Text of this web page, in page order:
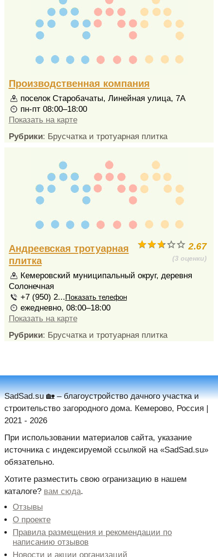
Производственная компания
поселок Старобачаты, Линейная улица, 7А
пн-пт 08:00–18:00
Показать на карте
Рубрики: Брусчатка и тротуарная плитка
2.67
(3 оценки)
Андреевская тротуарная
плитка
Кемеровский муниципальный округ, деревня
Солонечная
+7 (950) 2...Показать телефон
ежедневно, 08:00–18:00
Показать на карте
Рубрики: Брусчатка и тротуарная плитка
SadSad.su 🏡️ – благоустройство дачного участка и
строительство загородного дома. Кемерово, Россия |
2021 - 2026
При использовании материалов сайта, указание
источника с индексируемой ссылкой на «SadSad.su»
обязательно.
Хотите разместить свою огранизацию в нашем
каталоге? вам сюда.
Отзывы
Новости и акции организаций